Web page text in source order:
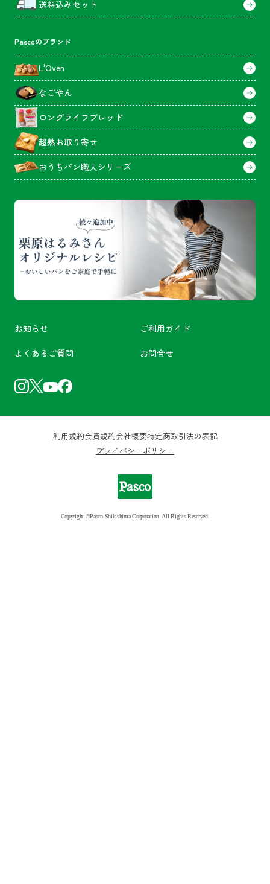
送料込みセット
Pascoのブランド
L'Oven
なごやん
ロングライフブレッド
超熟お取り寄せ
おうちパン職人シリーズ
お知らせ ご利用ガイド
よくあるご質問 お問合せ
利用規約会員規約会社概要特定商取引法の表記
プライバシーポリシー
Copyright ©Pasco Shikishima Corporation. All Rights Reserved.